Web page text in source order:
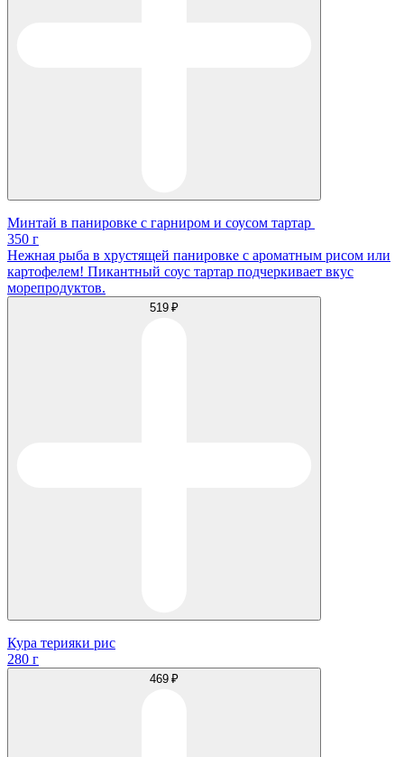
Минтай в панировке с гарниром и соусом тартар
350 г
Нежная рыба в хрустящей панировке с ароматным рисом или
картофелем! Пикантный соус тартар подчеркивает вкус
морепродуктов.
519 ₽
Кура терияки рис
280 г
469 ₽